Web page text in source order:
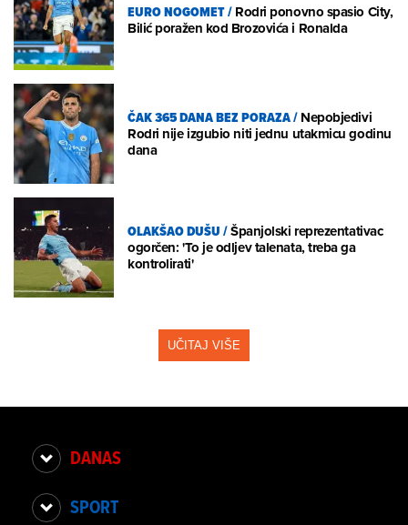
EURO NOGOMET/Rodri ponovno spasio City,
Bilić poražen kod Brozovića i Ronalda
ČAK 365 DANA BEZ PORAZA/Nepobjedivi
Rodri nije izgubio niti jednu utakmicu godinu
dana
OLAKŠAO DUŠU/Španjolski reprezentativac
ogorčen: 'To je odljev talenata, treba ga
kontrolirati'
UČITAJ VIŠE
DANAS
SPORT